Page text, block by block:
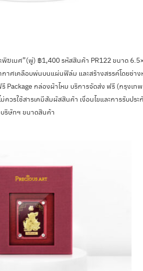
ฆเนศ”(พู่) ฿1,400 รหัสสินค้า PR122 ขนาด
ศเคลือบพ่นบนแผ่นฟิล์ม และสร้างสรรค์โดยช่า
Package กล่องผ้าไหม บริการจัดส่ง ฟรี (กรุงเ
ม่ควรใช้สารเคมีสัมผัสสินค้า เงื่อนไขและการรับ
ริษัทฯ ขนาดสินค้า